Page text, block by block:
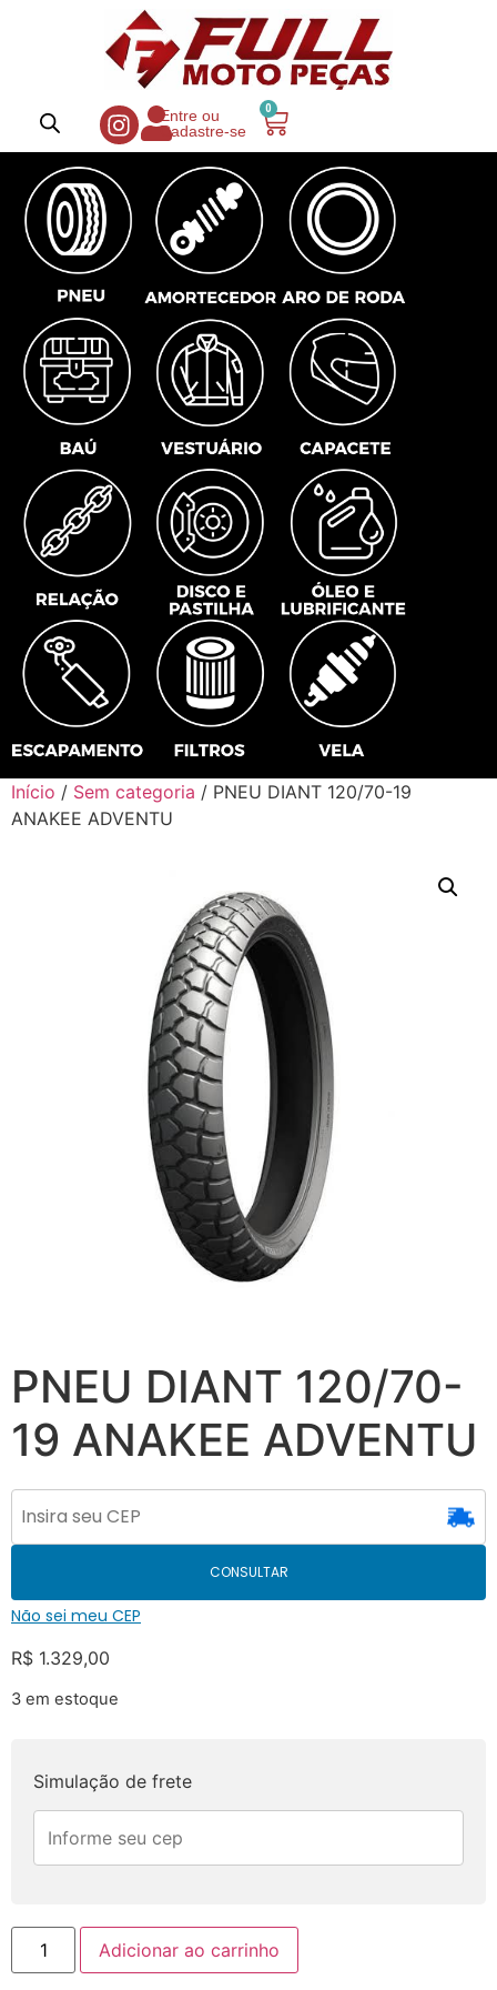
Entre ou
Cadastre-se
0
Início / Sem categoria / PNEU DIANT 120/70-19
ANAKEE ADVENTU
PNEU DIANT 120/70-
19 ANAKEE ADVENTU
CONSULTAR
Não sei meu CEP
R$ 1.329,00
3 em estoque
Simulação de frete
Adicionar ao carrinho